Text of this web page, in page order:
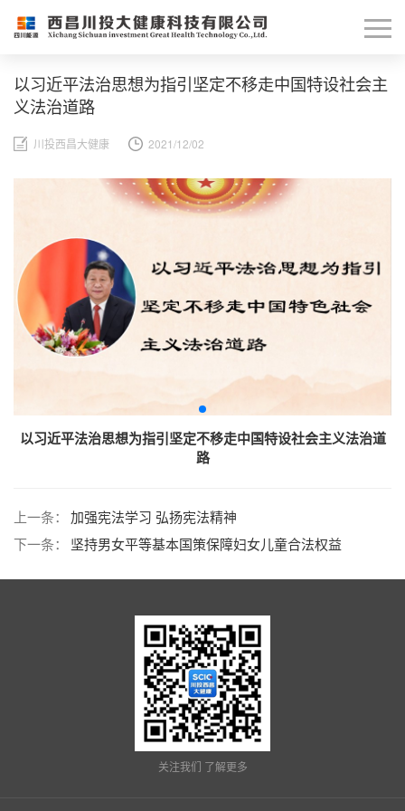
以习近平法治思想为指引坚定不移走中国特设社会主
义法治道路
川投西昌大健康 2021/12/02
以习近平法治思想为指引坚定不移走中国特设社会主义法治道
路
上一条：
加强宪法学习 弘扬宪法精神
下一条：
坚持男女平等基本国策保障妇女儿童合法权益
关注我们 了解更多